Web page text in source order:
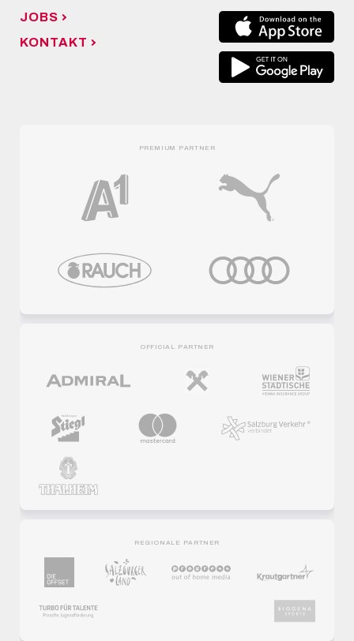
JOBS
KONTAKT
PREMIUM PARTNER
OFFICIAL PARTNER
REGIONALE PARTNER